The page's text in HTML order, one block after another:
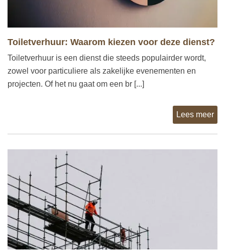
Toiletverhuur: Waarom kiezen voor deze dienst?
Toiletverhuur is een dienst die steeds populairder wordt,
zowel voor particuliere als zakelijke evenementen en
projecten. Of het nu gaat om een br [...]
Lees meer